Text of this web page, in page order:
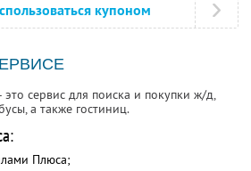
купоном
сервис для поиска и покупки ж/д,
а также гостиниц.
Плюса;